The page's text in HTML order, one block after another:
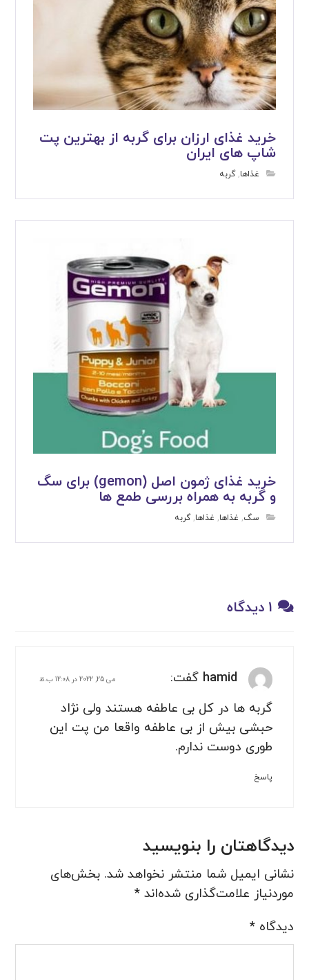
خرید غذای ارزان برای گربه از بهترین پت
شاپ های ایران
غذاها,گربه
خرید غذای ژمون اصل (gemon) برای سگ
و گربه به همراه بررسی طمع ها
سگ, غذاها, غذاها,گربه
1 دیدگاه
hamid گفت: می 25, 2022 در 12:08 ب.ظ
گربه ها در کل بی عاطفه هستند ولی نژاد
حبشی بیش از بی عاطفه واقعا من پت این
طوری دوست ندارم.
پاسخ
دیدگاهتان را بنویسید
نشانی ایمیل شما منتشر نخواهد شد. بخش‌های
موردنیاز علامت‌گذاری شده‌اند*
دیدگاه*